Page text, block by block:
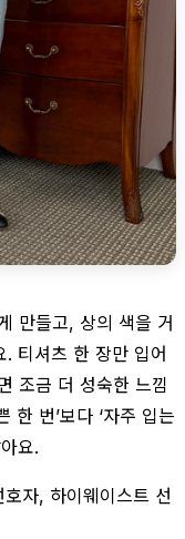
만들고, 상의 색을 거
. 티셔츠 한 장만 입어
조금 더 성숙한 느낌
한 번’보다 ‘자주 입는
요.
자, 하이웨이스트 선